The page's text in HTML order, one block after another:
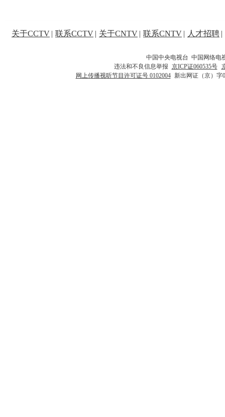
关于CCTV | 联系CCTV | 关于CNTV | 联系CNTV | 人才招聘 |
中国中央电视台 中国网络电
违法和不良信息举报 京ICP证060535号
网上传播视听节目许可证号 0102004 新出网证（京）